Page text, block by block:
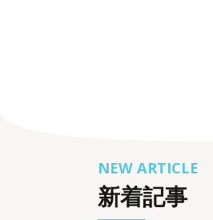
新着記事
NEW ARTICLE